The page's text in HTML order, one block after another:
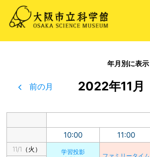
年月別に表示
前の月 2022年11月
10:00 11:00
11/1（火）
学習投影